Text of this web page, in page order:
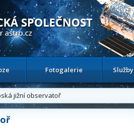
server
Fotogalerie Služby
jižní observatoř